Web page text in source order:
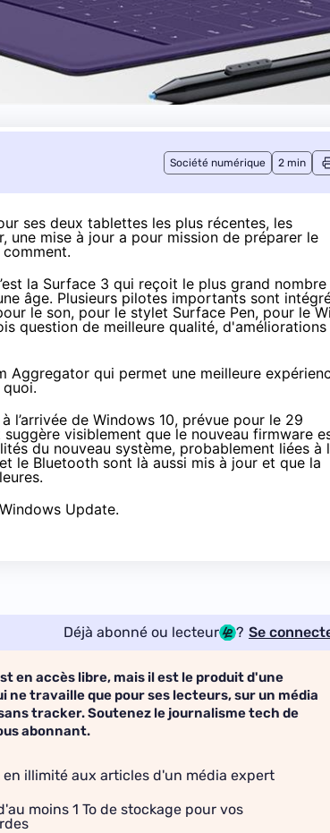
Société numérique 2 min
ses deux tablettes les plus récentes, les
une mise à jour a pour mission de préparer le
la Surface 3 qui reçoit le plus grand nombre
âge. Plusieurs pilotes importants sont
le son, pour le stylet Surface Pen, pour le
question de meilleure qualité, d'améliorations
Aggregator qui permet une meilleure
l’arrivée de Windows 10, prévue pour le 29
visiblement que le nouveau firmware
du nouveau système, probablement liées à
le Bluetooth sont là aussi mis à jour et que la
Update.
Déjà abonné ou lecteur ? Se
en accès libre, mais il est le produit d'une
ne travaille que pour ses lecteurs, sur un média
tracker. Soutenez le journalisme tech de
abonnant.
en illimité aux articles d'un média expert
moins 1 To de stockage pour vos